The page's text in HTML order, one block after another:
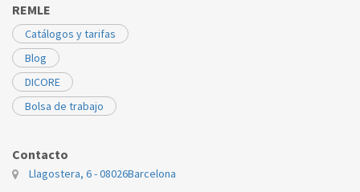
REMLE
Catálogos y tarifas
Blog
DICORE
Bolsa de trabajo
Contacto
Llagostera, 6 - 08026Barcelona